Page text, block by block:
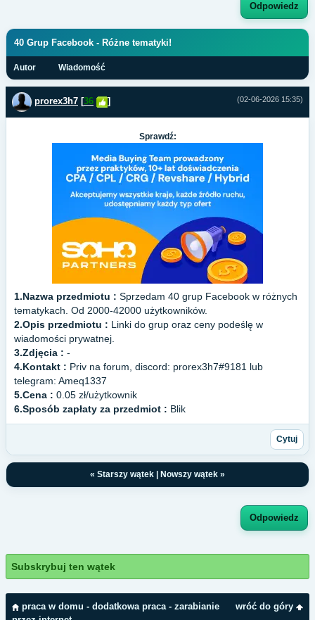
Odpowiedz
40 Grup Facebook - Różne tematyki!
Autor Wiadomość
(02-06-2026 15:35)
prorex3h7 [36 ]
Sprawdź:
1.Nazwa przedmiotu : Sprzedam 40 grup Facebook w różnych
tematykach. Od 2000-42000 użytkowników.
2.Opis przedmiotu : Linki do grup oraz ceny podeślę w
wiadomości prywatnej.
3.Zdjęcia : -
4.Kontakt : Priv na forum, discord: prorex3h7#9181 lub
telegram: Ameq1337
5.Cena : 0.05 zł/użytkownik
6.Sposób zapłaty za przedmiot : Blik
Cytuj
« Starszy wątek Nowszy wątek »
Odpowiedz
Subskrybuj ten wątek
wróć do góry
praca w domu - dodatkowa praca - zarabianie